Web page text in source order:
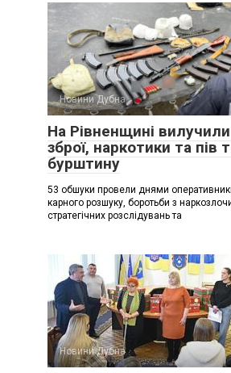
Новини Дубна
На Рівненщині
зброї, наркотики та пів
бурштину
53 обшуки провели днями
карного розшуку, боротьби з
стратегічних розслідувань та
Новини Дубна